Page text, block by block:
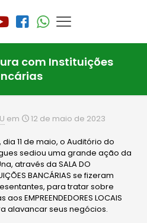
com Instituições
em 12 de maio de 2023
11 de maio, o Auditório do
sediou uma grande ação da
através da SALA DO
BANCÁRIAS se fizeram
para tratar sobre
aos EMPREENDEDORES LOCAIS
alavancar seus negócios.